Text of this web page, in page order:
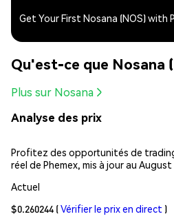
Get Your First Nosana (NOS) with
Qu'est-ce que Nosana
Plus sur Nosana
Analyse des prix
Profitez des opportunités de
réel de Phemex, mis à jour au August
Actuel
$0.260244 (Vérifier le prix en direct )